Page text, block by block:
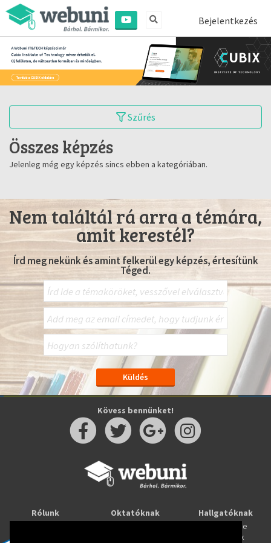
Bejelentkezés
Szűrés
Összes képzés
Jelenleg még egy képzés sincs ebben a kategóriában.
Nem találtál rá arra a témára,
amit kerestél?
Írd meg nekünk és amint felkerül egy képzés, értesítünk
Téged.
Kövess bennünket!
Rólunk
Oktatóknak
Hallgatóknak
Tanulj online
Képzések